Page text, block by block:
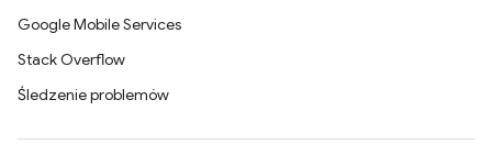
Google Mobile Services
Stack Overflow
Śledzenie problemów